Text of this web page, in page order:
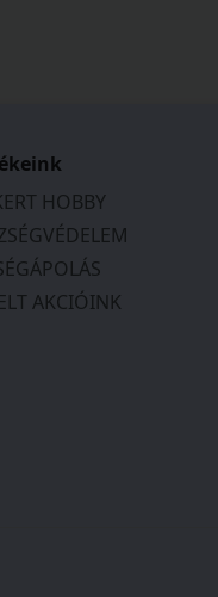
szennyeződésvédővel.
terhelés alatt is.
HOBBY
AKCIÓINK